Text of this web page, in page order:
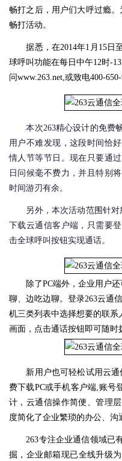
畅打之后，用户们大呼过瘾
畅打活动。
据悉，在2014年1月15日至
球呼叫功能在每日中午12时-
问www.263.net,或致电400-650-
本次263精心设计的免费畅
用户不难发现，这段时间恰
情人节等节日。现在只要通
日问候毫不费力，并且特别
时间游刃有余。
另外，本次活动范围针对
下载云通信客户端，只需要
击全球呼叫按钮实现通话。
除了PC端外，企业用户还
聊、边吃边聊。登录263云通
机三类列表中选择想要的联
画面，点击通话按钮即可随时
新用户也可轻松试用云通
费下载PC或手机客户端,账号
计，云通信操作简便、管理
度简化了企业繁琐的办公、沟
263专注企业通信领域已有
掘，企业邮箱现已全线升级